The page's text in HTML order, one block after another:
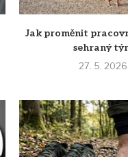
Jak proměnit
sehraný
27. 5. 2026